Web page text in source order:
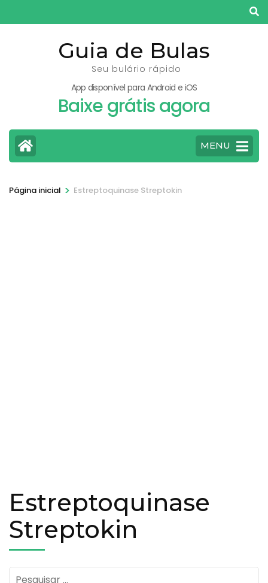
para
Guia de Bulas
Seu bulário rápido
App disponível para Android e iOS
Baixe grátis agora
MENU
Página inicial > Estreptoquinase Streptokin
Estreptoquinase
Streptokin
Pesquisar